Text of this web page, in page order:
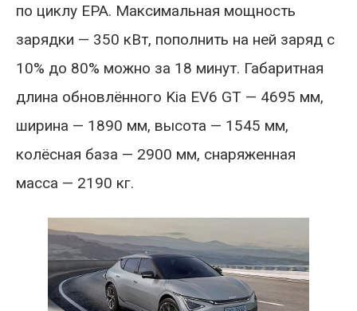
по циклу EPA. Максимальная мощность
зарядки — 350 кВт, пополнить на ней заряд с
10% до 80% можно за 18 минут. Габаритная
длина обновлённого Kia EV6 GT — 4695 мм,
ширина — 1890 мм, высота — 1545 мм,
колёсная база — 2900 мм, снаряженная
масса — 2190 кг.